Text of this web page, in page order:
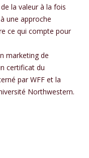
la valeur à la fois
une approche
ce qui compte pour
marketing de
certificat du
par WFF et la
Northwestern.